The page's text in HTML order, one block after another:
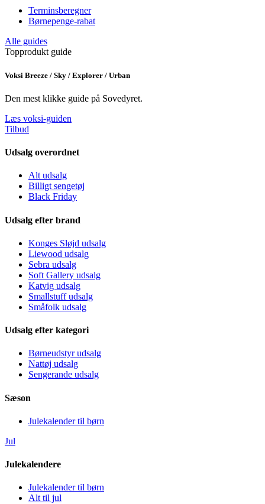
Terminsberegner
Børnepenge-rabat
Alle guides
Topprodukt guide
Voksi Breeze / Sky / Explorer / Urban
Den mest klikke guide på Sovedyret.
Læs voksi-guiden
Tilbud
Udsalg overordnet
Alt udsalg
Billigt sengetøj
Black Friday
Udsalg efter brand
Konges Sløjd udsalg
Liewood udsalg
Sebra udsalg
Soft Gallery udsalg
Katvig udsalg
Smallstuff udsalg
Småfolk udsalg
Udsalg efter kategori
Børneudstyr udsalg
Nattøj udsalg
Sengerande udsalg
Sæson
Julekalender til børn
Jul
Julekalendere
Julekalender til børn
Alt til jul